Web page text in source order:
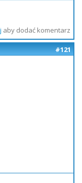
aby dodać komentarz
#121